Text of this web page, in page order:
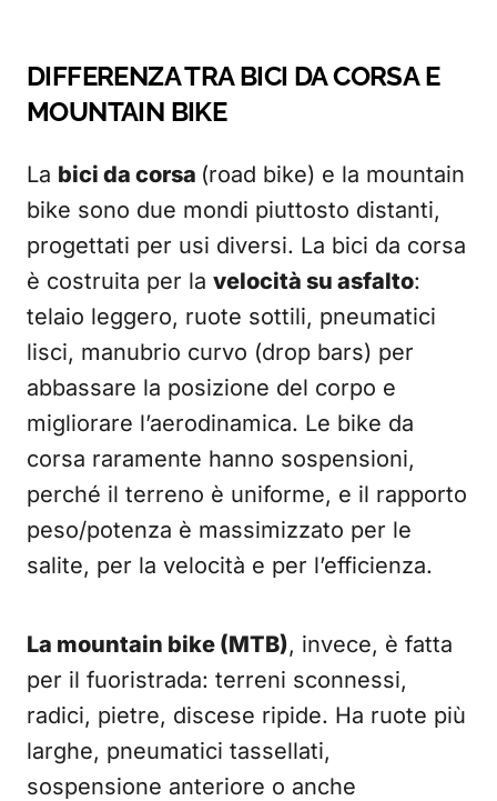
DIFFERENZA TRA BICI DA CORSA E
MOUNTAIN BIKE
La bici da corsa (road bike) e la mountain
bike sono due mondi piuttosto distanti,
progettati per usi diversi. La bici da corsa
è costruita per la velocità su asfalto:
telaio leggero, ruote sottili, pneumatici
lisci, manubrio curvo (drop bars) per
abbassare la posizione del corpo e
migliorare l’aerodinamica. Le bike da
corsa raramente hanno sospensioni,
perché il terreno è uniforme, e il rapporto
peso/potenza è massimizzato per le
salite, per la velocità e per l’efficienza.
La mountain bike (MTB), invece, è fatta
per il fuoristrada: terreni sconnessi,
radici, pietre, discese ripide. Ha ruote più
larghe, pneumatici tassellati,
sospensione anteriore o anche